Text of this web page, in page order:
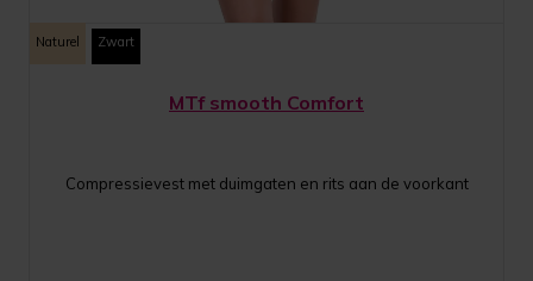
Naturel Zwart
MTf smooth Comfort
Compressievest met duimgaten en rits aan de voorkant